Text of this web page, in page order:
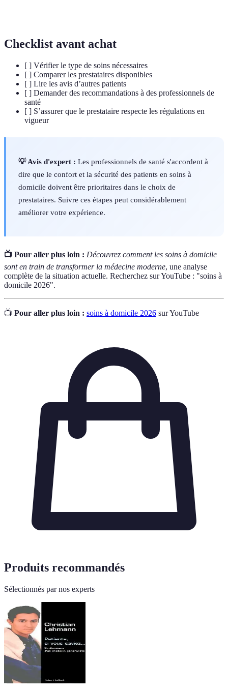
Checklist avant achat
[ ] Vérifier le type de soins nécessaires
[ ] Comparer les prestataires disponibles
[ ] Lire les avis d’autres patients
[ ] Demander des recommandations à des professionnels de
santé
[ ] S’assurer que le prestataire respecte les régulations en
vigueur
💡 Avis d'expert : Les professionnels de santé s'accordent à
dire que le confort et la sécurité des patients en soins à
domicile doivent être prioritaires dans le choix de
prestataires. Suivre ces étapes peut considérablement
améliorer votre expérience.
📺 Pour aller plus loin : Découvrez comment les soins à domicile
sont en train de transformer la médecine moderne, une analyse
complète de la situation actuelle. Recherchez sur YouTube : "soins à
domicile 2026".
📺 Pour aller plus loin : soins à domicile 2026 sur YouTube
Produits recommandés
Sélectionnés par nos experts